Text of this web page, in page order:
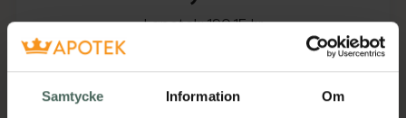
Samtycke Information Om
I apotek:190,15 kr
Köp via ditt recept